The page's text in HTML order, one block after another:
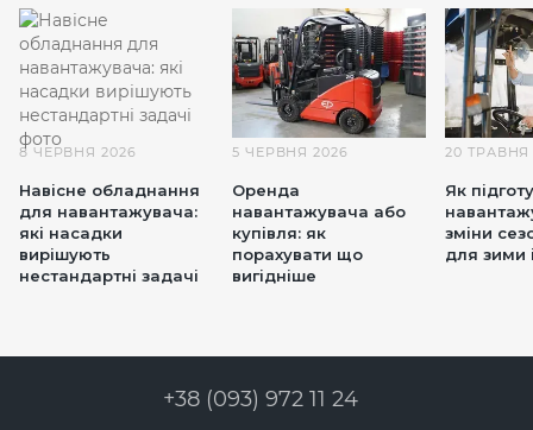
8 ЧЕРВНЯ 2026
Навісне обладнання
для навантажувача:
які насадки
вирішують
нестандартні задачі
5 ЧЕРВНЯ 2026
Оренда
навантажувача або
купівля: як
порахувати що
вигідніше
20 ТРАВНЯ
Як
зміни
для зими
+38 (093) 972 11 24